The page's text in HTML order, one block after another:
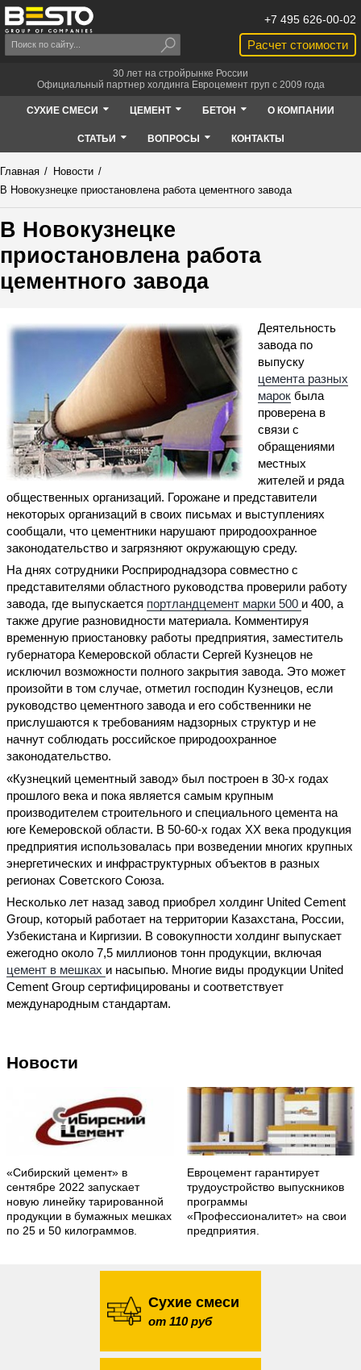
Расчет стоимости
+7 495 626-00-02
30 лет на стройрынке России
Официальный партнер холдинга Евроцемент груп с 2009 года
СУХИЕ СМЕСИ ЦЕМЕНТ БЕТОН О КОМПАНИИ
СТАТЬИ ВОПРОСЫ КОНТАКТЫ
Главная / Новости /
В Новокузнецке приостановлена работа цементного завода
В Новокузнецке
приостановлена работа
цементного завода
Деятельность
завода по
выпуску
цемента разных
марок была
проверена в
связи с
обращениями
местных
жителей и ряда
общественных организаций. Горожане и представители
некоторых организаций в своих письмах и выступлениях
сообщали, что цементники нарушают природоохранное
законодательство и загрязняют окружающую среду.
На днях сотрудники Росприроднадзора совместно с
представителями областного руководства проверили работу
завода, где выпускается портландцемент марки 500 и 400, а
также другие разновидности материала. Комментируя
временную приостановку работы предприятия, заместитель
губернатора Кемеровской области Сергей Кузнецов не
исключил возможности полного закрытия завода. Это может
произойти в том случае, отметил господин Кузнецов, если
руководство цементного завода и его собственники не
прислушаются к требованиям надзорных структур и не
начнут соблюдать российское природоохранное
законодательство.
«Кузнецкий цементный завод» был построен в 30-х годах
прошлого века и пока является самым крупным
производителем строительного и специального цемента на
юге Кемеровской области. В 50-60-х годах XX века продукция
предприятия использовалась при возведении многих крупных
энергетических и инфраструктурных объектов в разных
регионах Советского Союза.
Несколько лет назад завод приобрел холдинг United Cement
Group, который работает на территории Казахстана, России,
Узбекистана и Киргизии. В совокупности холдинг выпускает
ежегодно около 7,5 миллионов тонн продукции, включая
цемент в мешках и насыпью. Многие виды продукции United
Cement Group сертифицированы и соответствует
международным стандартам.
Новости
«Сибирский цемент» в
сентябре 2022 запускает
новую линейку тарированной
продукции в бумажных мешках
по 25 и 50 килограммов.
Евроцемент гарантирует
трудоустройство выпускников
программы
«Профессионалитет» на свои
предприятия.
Сухие смеси
от 110 руб